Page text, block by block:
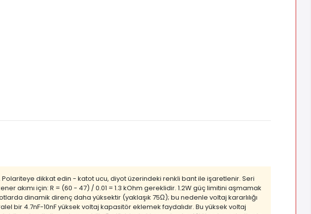
dikkat edin - katot ucu, diyot üzerindeki renkli bant ile işaretlenir. Seri
akımı için: R = (60 - 47) / 0.01 = 1.3 kOhm gereklidir. 1.2W güç limitini aşmamak
dinamik direnç daha yüksektir (yaklaşık 75Ω); bu nedenle voltaj kararlılığı
bir 4.7nF-10nF yüksek voltaj kapasitör eklemek faydalıdır. Bu yüksek voltaj